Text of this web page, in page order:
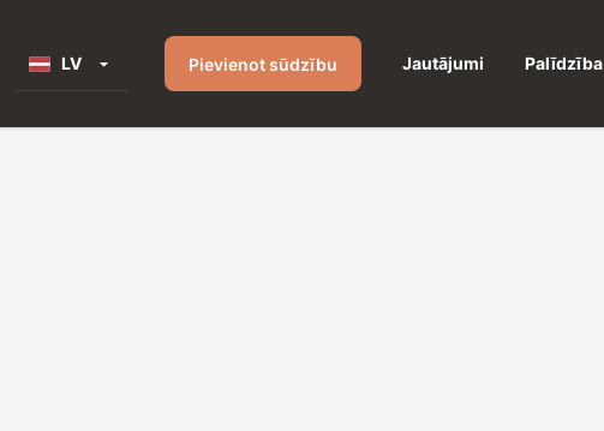
LV Pievienot sūdzību Jautājumi Palīdzība